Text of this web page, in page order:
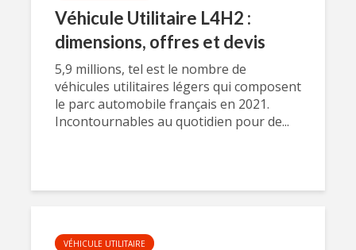
Véhicule Utilitaire L4H2 :
dimensions, offres et devis
5,9 millions, tel est le nombre de
véhicules utilitaires légers qui composent
le parc automobile français en 2021.
Incontournables au quotidien pour de...
VÉHICULE UTILITAIRE